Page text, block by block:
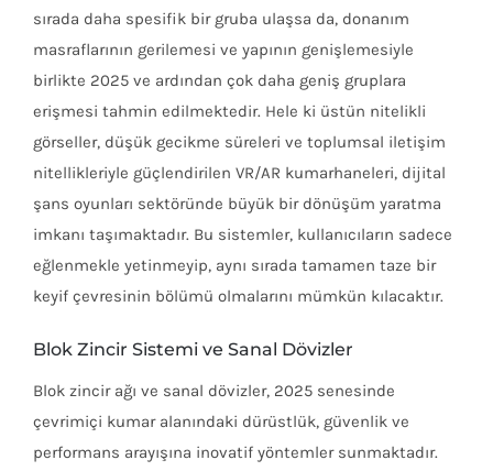
sırada daha spesifik bir gruba ulaşsa da, donanım
masraflarının gerilemesi ve yapının genişlemesiyle
birlikte 2025 ve ardından çok daha geniş gruplara
erişmesi tahmin edilmektedir. Hele ki üstün nitelikli
görseller, düşük gecikme süreleri ve toplumsal iletişim
nitellikleriyle güçlendirilen VR/AR kumarhaneleri, dijital
şans oyunları sektöründe büyük bir dönüşüm yaratma
imkanı taşımaktadır. Bu sistemler, kullanıcıların sadece
eğlenmekle yetinmeyip, aynı sırada tamamen taze bir
keyif çevresinin bölümü olmalarını mümkün kılacaktır.
Blok Zincir Sistemi ve Sanal Dövizler
Blok zincir ağı ve sanal dövizler, 2025 senesinde
çevrimiçi kumar alanındaki dürüstlük, güvenlik ve
performans arayışına inovatif yöntemler sunmaktadır.